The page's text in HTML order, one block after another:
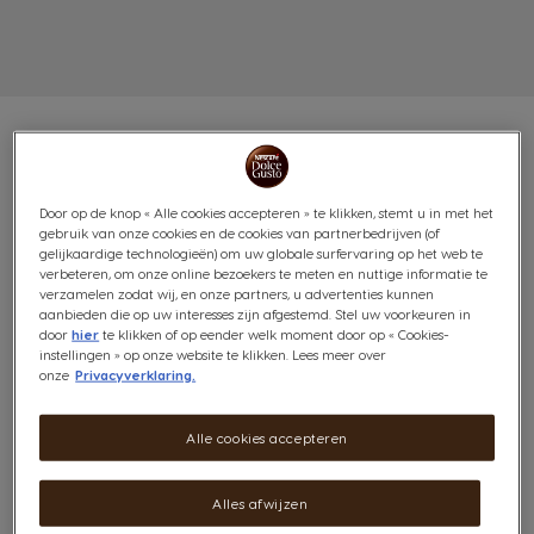
NEO LATTE BESTSELLER
BUNDEL
(1)
Deze bundel bevat:
NEO Cappuccino
- 1xNEO Café au Lait
- 1xNEO Lungo
Door op de knop « Alle cookies accepteren » te klikken, stemt u in met het
gebruik van onze cookies en de cookies van partnerbedrijven (of
gelijkaardige technologieën) om uw globale surfervaring op het web te
verbeteren, om onze online bezoekers te meten en nuttige informatie te
verzamelen zodat wij, en onze partners, u advertenties kunnen
aanbieden die op uw interesses zijn afgestemd. Stel uw voorkeuren in
doorhier te klikken of op eender welk moment door op « Cookies-
instellingen » op onze website te klikken. Lees meer over
onze Privacyverklaring.
Alles afwijzen
Alle cookies accepteren